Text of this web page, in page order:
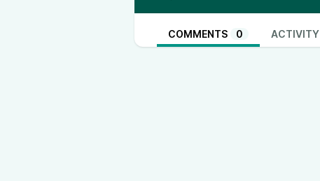
COMMENTS 0 ACTIVITY